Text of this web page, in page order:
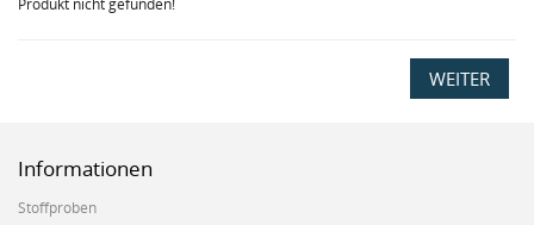
Produkt nicht gefunden!
WEITER
Informationen
Stoffproben